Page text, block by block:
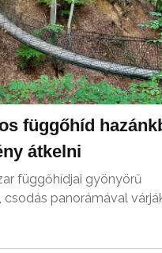
függőhíd
átkelni
függőhídjai gyönyörű
csodás panorámával